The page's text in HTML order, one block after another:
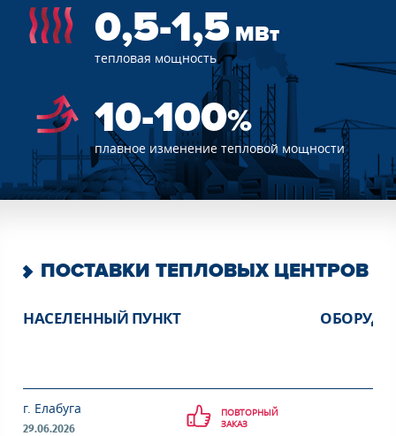
0,5-1,5 МВт
тепловая мощность
10-100%
плавное изменение тепловой мощности
ПОСТАВКИ ТЕПЛОВЫХ ЦЕНТРОВ
НАСЕЛЕННЫЙ ПУНКТ
г. Елабуга
29.06.2026
ПОВТОРНЫЙ
ЗАКАЗ